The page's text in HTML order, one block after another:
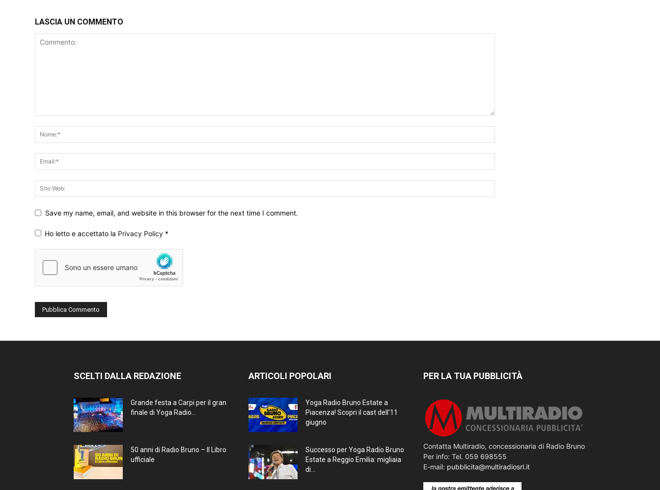
LASCIA UN COMMENTO
Save my name, email, and website in this browser for the next time I comment.
Ho letto e accettato la Privacy Policy *
SCELTI DALLA REDAZIONE
Grande festa a Carpi per il gran
finale di Yoga Radio...
50 anni di Radio Bruno – Il Libro
ufficiale
ARTICOLI POPOLARI
Yoga Radio Bruno Estate a
Piacenza! Scopri il cast dell’11
giugno
Successo per Yoga Radio Bruno
Estate a Reggio Emilia: migliaia
di...
PER LA TUA PUBBLICITÀ
Contatta Multiradio, concessionaria di Radio Bruno
Per info: Tel. 059 698555
E-mail: pubblicita@multiradiosrl.it